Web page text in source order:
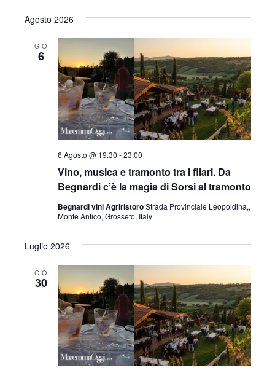
e
Agosto 2026
GIO
6
Vino, musica e tramonto tra i filari. Da
Begnardi c’è la magia di Sorsi al tramonto
6 Agosto @ 19:30 -23:00
Begnardi vini AgriristoroStrada Provinciale Leopoldina,,
Monte Antico, Grosseto, Italy
Luglio 2026
GIO
30